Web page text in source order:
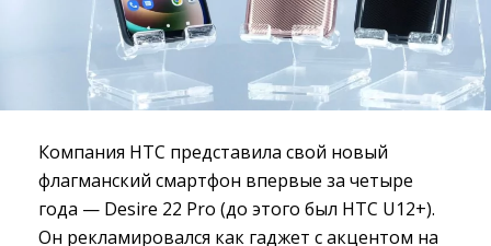
Компания HTC представила свой новый
флагманский смартфон впервые за четыре
года — Desire 22 Pro (до этого был HTC U12+).
Он рекламировался как гаджет с акцентом на